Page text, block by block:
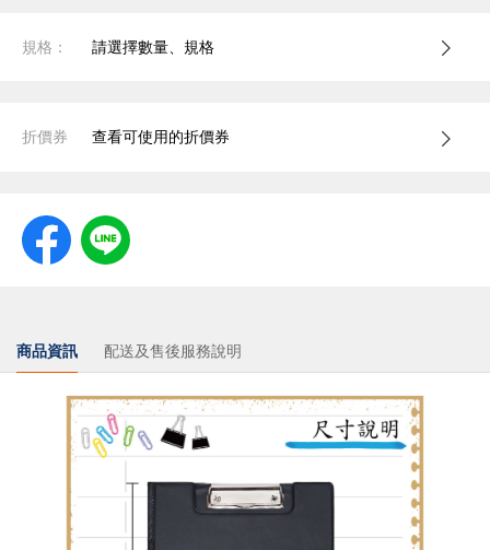
規格： 請選擇數量、規格
折價券 查看可使用的折價券
商品資訊 配送及售後服務說明